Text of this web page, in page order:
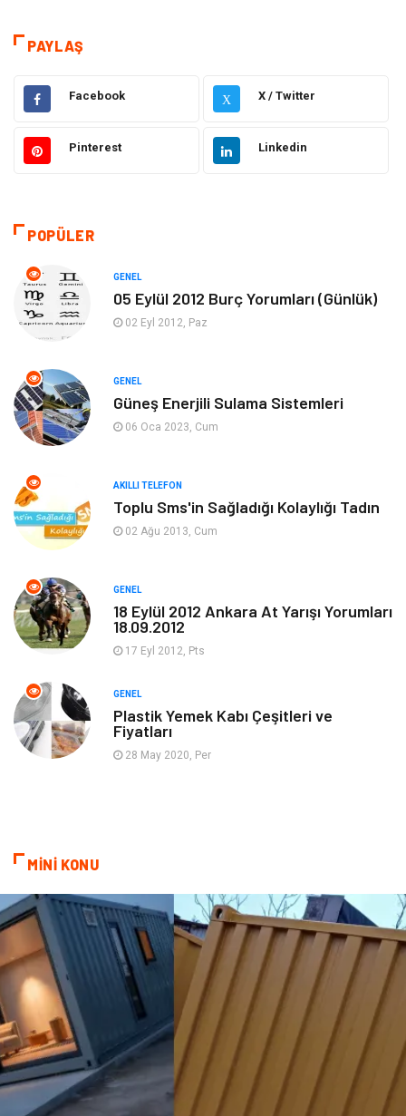
Dünya'dan Haberler
Müzik İnternet
Ülkemizden Haberler Politika & Siyaset
Akıllı Telefon
Soru-Cevap
Ekonomi
Elektrik Elektronik
Tanıtıcı Reklam Alışveriş
Dekorasyon Tatil
Makine
Güzellik & Bakım
Organizasyon
Hizmet
Aksesuar
PAYLAŞ
Facebook X X / Twitter
Pinterest Linkedin
POPÜLER
GENEL
05 Eylül 2012 Burç Yorumları (Günlük)
02 Eyl 2012, Paz
GENEL
Güneş Enerjili Sulama Sistemleri
06 Oca 2023, Cum
AKILLI TELEFON
Toplu Sms'in Sağladığı Kolaylığı Tadın
02 Ağu 2013, Cum
GENEL
18 Eylül 2012 Ankara At Yarışı Yorumları
18.09.2012
17 Eyl 2012, Pts
GENEL
Plastik Yemek Kabı Çeşitleri ve
Fiyatları
28 May 2020, Per
MİNİ KONU